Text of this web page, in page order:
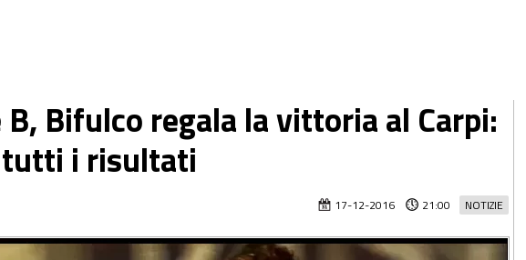
B, Bifulco regala la vittoria al Carpi:
tutti i risultati
NOTIZIE
17-12-2016 21:00